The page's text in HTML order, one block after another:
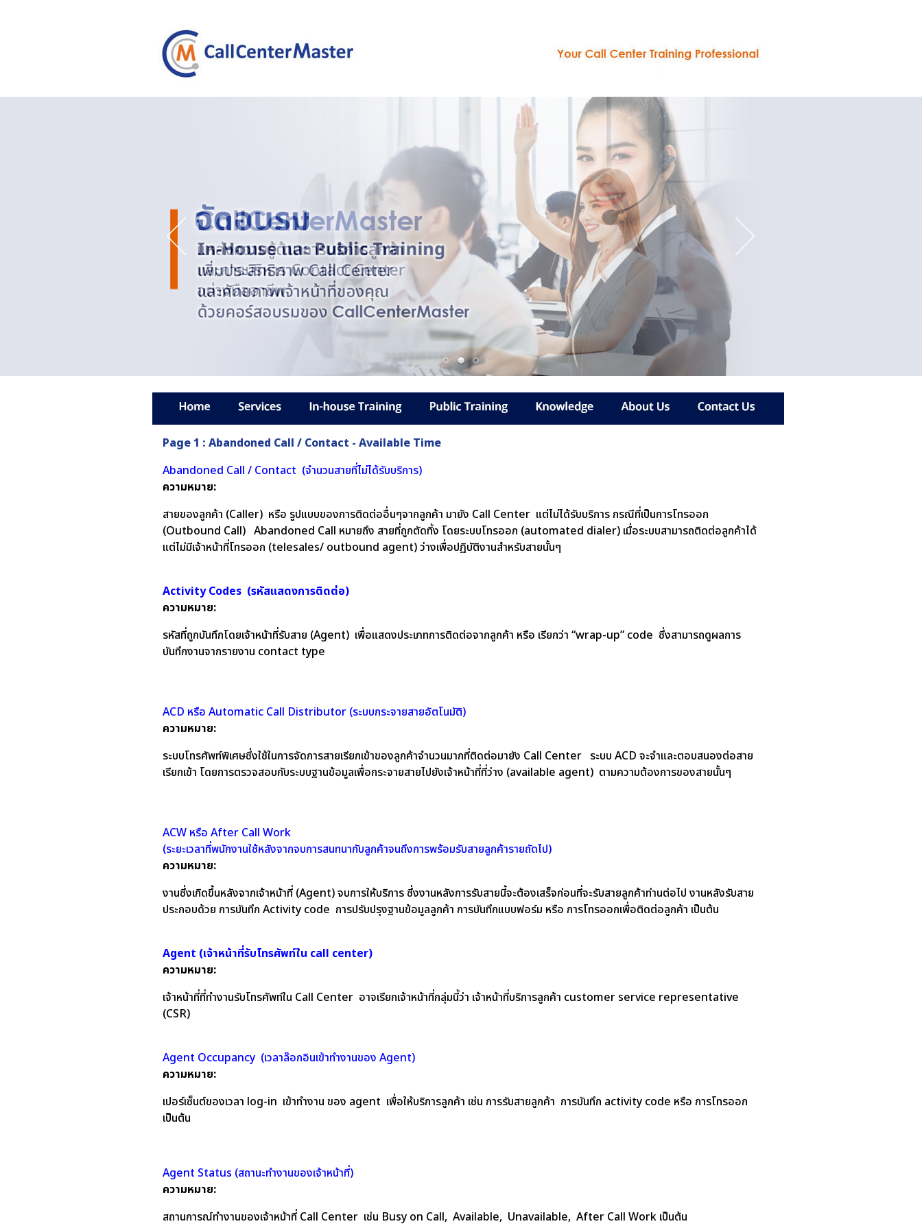
Page 1 : Abandoned Call / Contact - Available Time
Abandoned Call / Contact (จำนวนสายที่ไม่ได้รับบริการ)
ความหมาย:
สายของลูกค้า (Caller) หรือ รูปแบบของการติดต่ออื่นๆจากลูกค้า มายัง Call Center แต่ไม่ได้รับบริการ กรณีที่เป็นการโทรออก
(Outbound Call) Abandoned Call หมายถึง สายที่ถูกตัดทิ้ง โดยระบบโทรออก (automated dialer) เมื่อระบบสามารถติดต่อลูกค้าได้
แต่ไม่มีเจ้าหน้าที่โทรออก (telesales/ outbound agent) ว่างเพื่อปฏิบัติงานสำหรับสายนั้นๆ
Activity Codes (รหัสแสดงการติดต่อ)
ความหมาย:
รหัสที่ถูกบันทึกโดยเจ้าหน้าที่รับสาย (Agent) เพื่อแสดงประเภทการติดต่อจากลูกค้า หรือ เรียกว่า “wrap-up” code ซึ่งสามารถดูผลการ
บันทึกงานจากรายงาน contact type
ACD หรือ Automatic Call Distributor (ระบบกระจายสายอัตโนมัติ)
ความหมาย:
ระบบโทรศัพท์พิเศษซึ่งใช้ในการจัดการสายเรียกเข้าของลูกค้าจำนวนมากที่ติดต่อมายัง Call Center ระบบ ACD จะจำและตอบสนองต่อสาย
เรียกเข้า โดยการตรวจสอบกับระบบฐานข้อมูลเพื่อกระจายสายไปยังเจ้าหน้าที่ที่ว่าง (available agent) ตามความต้องการของสายนั้นๆ
ACW หรือ After Call Work
(ระยะเวลาที่พนักงานใช้หลังจากจบการสนทนากับลูกค้าจนถึงการพร้อมรับสายลูกค้ารายถัดไป)
ความหมาย:
งานซึ่งเกิดขึ้นหลังจากเจ้าหน้าที่ (Agent) จบการให้บริการ ซึ่งงานหลังการรับสายนี้จะต้องเสร็จก่อนที่จะรับสายลูกค้าท่านต่อไป งานหลังรับสาย
ประกอบด้วย การบันทึก Activity code การปรับปรุงฐานข้อมูลลูกค้า การบันทึกแบบฟอร์ม หรือ การโทรออกเพื่อติดต่อลูกค้า เป็นต้น
Agent (เจ้าหน้าที่รับโทรศัพท์ใน call center)
ความหมาย:
เจ้าหน้าที่ที่ทำงานรับโทรศัพท์ใน Call Center อาจเรียกเจ้าหน้าที่กลุ่มนี้ว่า เจ้าหน้าที่บริการลูกค้า customer service representative
(CSR)
Agent Occupancy (เวลาล๊อกอินเข้าทำงานของ Agent)
ความหมาย:
เปอร์เซ็นต์ของเวลา log-in เข้าทำงาน ของ agent เพื่อให้บริการลูกค้า เช่น การรับสายลูกค้า การบันทึก activity code หรือ การโทรออก
เป็นต้น
Agent Status (สถานะทำงานของเจ้าหน้าที่)
ความหมาย:
สถานการณ์ทำงานของเจ้าหน้าที่ Call Center เช่น Busy on Call, Available, Unavailable, After Call Work เป็นต้น